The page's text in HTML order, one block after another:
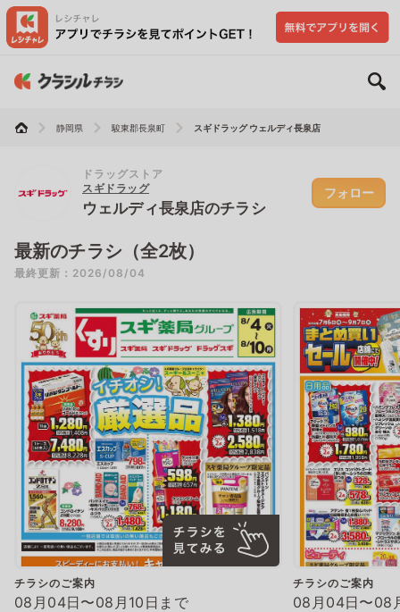
静岡県 駿東郡長泉町 スギドラッグ ウェルディ長泉店
ドラッグストア
スギドラッグ
ウェルディ長泉店のチラシ
フォロー
最新のチラシ（全2枚）
最終更新：2026/08/04
チラシのご案内
08月04日〜08月10日まで
チラシのご案内
08月04日〜08